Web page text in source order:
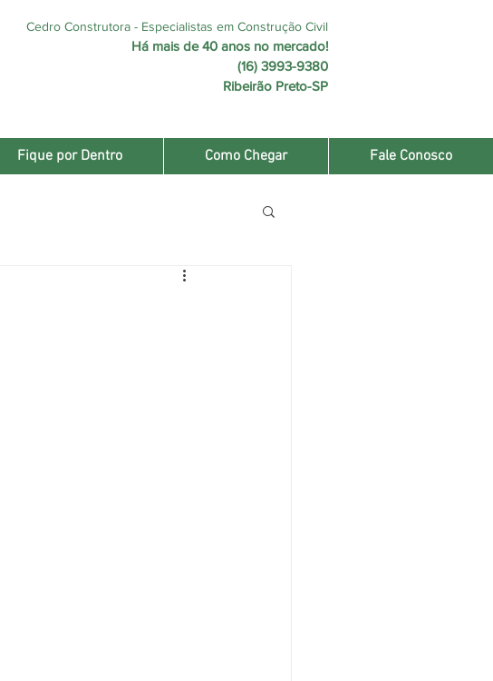
Cedro Construtora - Especialistas em Construção Civil
Há mais de 40 anos no mercado!
(16) 3993-9380
Ribeirão Preto-SP
Fique por Dentro Como Chegar Fale Conosco